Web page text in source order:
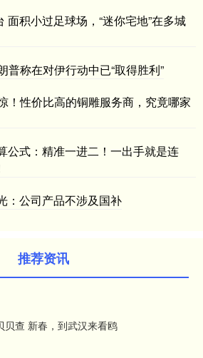
面积小过足球场，“迷你宅地”在多城
普称在对伊行动中已“取得胜利”
！性价比高的铜雕服务商，究竟哪家
公式：精准一进二！一出手就是连
：公司产品不涉及国补
推荐资讯
贝查 新春，到武汉来看鸥